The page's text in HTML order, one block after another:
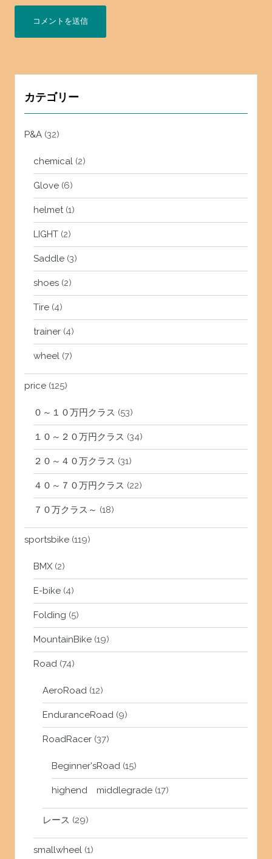
カテゴリー
P&A(32)
chemical(2)
Glove(6)
helmet(1)
LIGHT(2)
Saddle(3)
shoes(2)
Tire(4)
trainer(4)
wheel(7)
price(125)
０～１０万円クラス (53)
１０～２０万円クラス (34)
２０～４０万クラス (31)
４０～７０万円クラス (22)
７０万クラス～ (18)
sportsbike(119)
BMX(2)
E-bike(4)
Folding (5)
MountainBike(19)
Road(74)
AeroRoad(12)
EnduranceRoad(9)
RoadRacer(37)
Beginner'sRoad(15)
highend middlegrade(17)
レース (29)
smallwheel(1)